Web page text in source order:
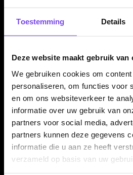
Toestemming Details
Deze website maakt gebruik van
We gebruiken cookies om
personaliseren, om functies voor
en om ons websiteverkeer te
informatie over uw gebruik van
partners voor social media,
partners kunnen deze gegevens
informatie die u aan ze heeft
verzameld op basis van uw
belangrijkste accessoires altijd
bedrukt. Daardoor kan de levertijd
enkele dagen langer zijn dan bij
Darts en accessoires niet
Dit product bestaat uit de Ruthless
Rainbow Logo EVA Dartcase zelf.
en overige accessoires worden niet